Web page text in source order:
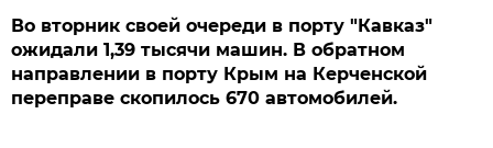
Во вторник своей очереди в порту "Кавказ"
ожидали 1,39 тысячи машин. В обратном
направлении в порту Крым на Керченской
переправе скопилось 670 автомобилей.